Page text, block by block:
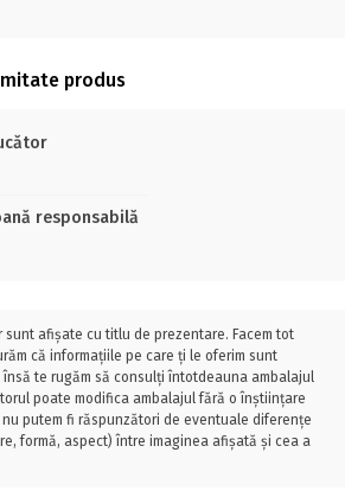
produs
responsabilă
sunt afișate cu titlu de prezentare. Facem tot
că informațiile pe care ți le oferim sunt
te rugăm să consulți întotdeauna ambalajul
poate modifica ambalajul fără o înștiințare
putem fi răspunzători de eventuale diferențe
formă, aspect) între imaginea afișată și cea a